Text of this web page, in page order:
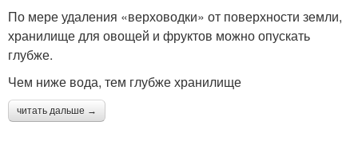
По мере удаления «верховодки» от поверхности земли,
хранилище для овощей и фруктов можно опускать
глубже.
Чем ниже вода, тем глубже хранилище
читать дальше →